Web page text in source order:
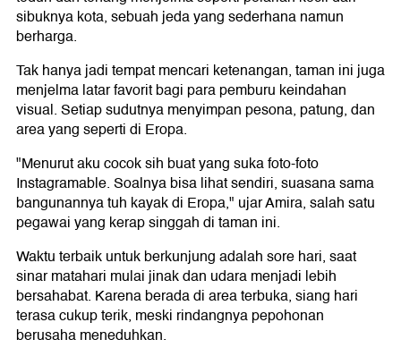
sibuknya kota, sebuah jeda yang sederhana namun
berharga.
Tak hanya jadi tempat mencari ketenangan, taman ini juga
menjelma latar favorit bagi para pemburu keindahan
visual. Setiap sudutnya menyimpan pesona, patung, dan
area yang seperti di Eropa.
"Menurut aku cocok sih buat yang suka foto-foto
Instagramable. Soalnya bisa lihat sendiri, suasana sama
bangunannya tuh kayak di Eropa," ujar Amira, salah satu
pegawai yang kerap singgah di taman ini.
Waktu terbaik untuk berkunjung adalah sore hari, saat
sinar matahari mulai jinak dan udara menjadi lebih
bersahabat. Karena berada di area terbuka, siang hari
terasa cukup terik, meski rindangnya pepohonan
berusaha meneduhkan.